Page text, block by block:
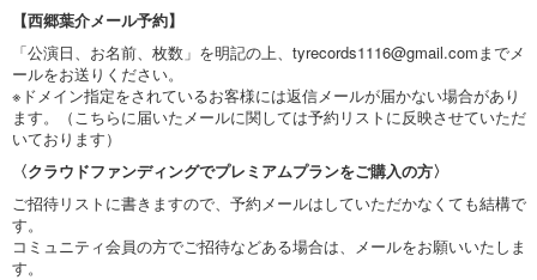
【西郷葉介メール予約】
「公演日、お名前、枚数」を明記の上、 tyrecords1116@gmail.comまでメ
ールをお送りください。
※ドメイン指定をされているお客様には返信メールが届かない場合があり
ます。（こちらに届いたメールに関しては予約リストに反映させていただ
いております）
〈クラウドファンディングでプレミアムプランをご購入の方〉
ご招待リストに書きますので、予約メールはしていただかなくても結構で
す。
コミュニティ会員の方でご招待などある場合は、メールをお願いいたしま
す。